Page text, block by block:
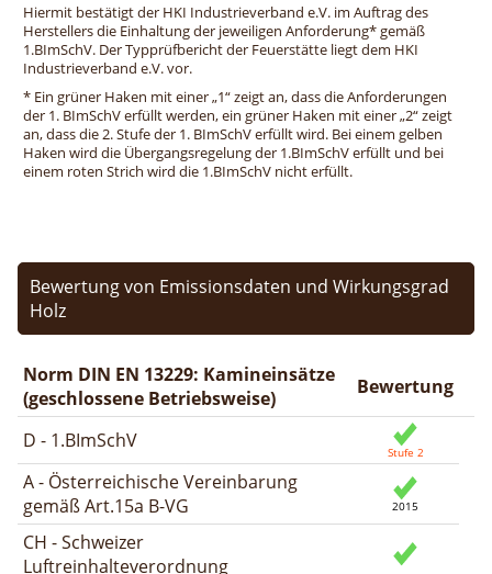
Hiermit bestätigt der HKI Industrieverband e.V. im Auftrag des
Herstellers die Einhaltung der jeweiligen Anforderung* gemäß
1.BImSchV. Der Typprüfbericht der Feuerstätte liegt dem HKI
Industrieverband e.V. vor.
* Ein grüner Haken mit einer „1“ zeigt an, dass die Anforderungen
der 1. BImSchV erfüllt werden, ein grüner Haken mit einer „2“ zeigt
an, dass die 2. Stufe der 1. BImSchV erfüllt wird. Bei einem gelben
Haken wird die Übergangsregelung der 1.BImSchV erfüllt und bei
einem roten Strich wird die 1.BImSchV nicht erfüllt.
Bewertung von Emissionsdaten und Wirkungsgrad
Holz
Norm DIN EN 13229: Kamineinsätze
(geschlossene Betriebsweise)
Bewertung
D - 1.BImSchV
A - Österreichische Vereinbarung
gemäß Art.15a B-VG
CH - Schweizer
Luftreinhalteverordnung